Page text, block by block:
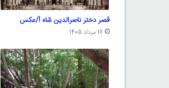
قصر دختر ناصرالدین شاه !/عکس
17 مرداد 1405